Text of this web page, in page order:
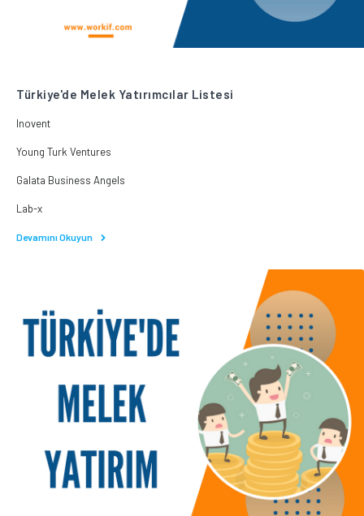
Türkiye'de Melek Yatırımcılar Listesi
Inovent
Young Turk Ventures
Galata Business Angels
Lab-x
Devamını Okuyun